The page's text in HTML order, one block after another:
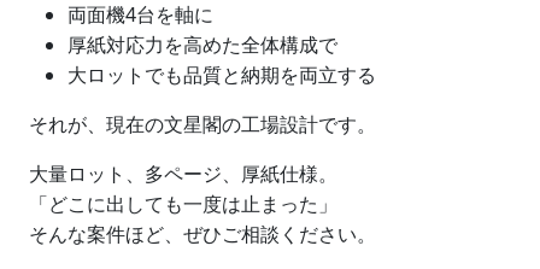
両面機4台を軸に
厚紙対応力を高めた全体構成で
大ロットでも品質と納期を両立する
それが、現在の文星閣の工場設計です。
大量ロット、多ページ、厚紙仕様。
「どこに出しても一度は止まった」
そんな案件ほど、ぜひご相談ください。